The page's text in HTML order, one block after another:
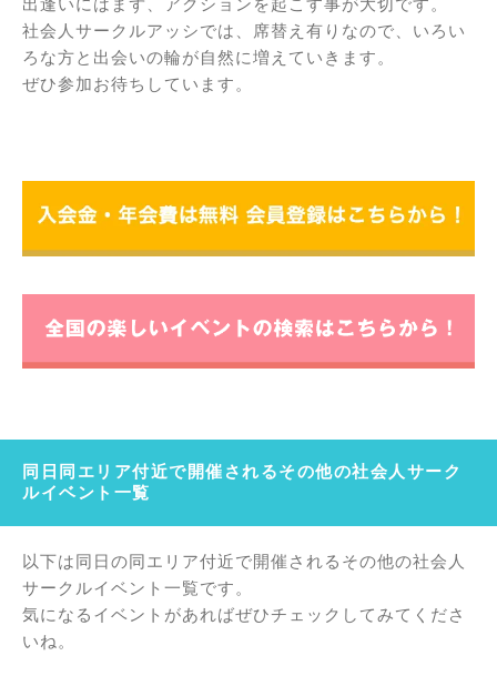
出逢いにはまず、アクションを起こす事が大切です。
社会人サークルアッシでは、席替え有りなので、いろい
ろな方と出会いの輪が自然に増えていきます。
ぜひ参加お待ちしています。
同日同エリア付近で開催されるその他の社会人サーク
ルイベント一覧
以下は同日の同エリア付近で開催されるその他の社会人
サークルイベント一覧です。
気になるイベントがあればぜひチェックしてみてくださ
いね。